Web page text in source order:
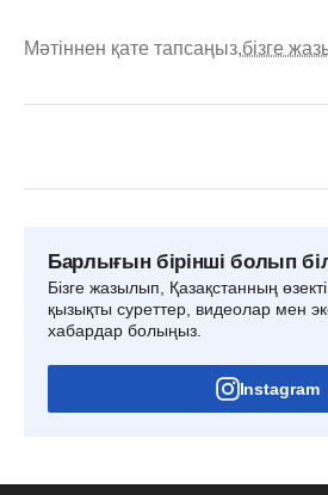
Мәтіннен қате тапсаңыз,бізге
Барлығын бірінші болып
Бізге жазылып, Қазақстанның
қызықты суреттер, видеолар мен
хабардар болыңыз.
Instagram